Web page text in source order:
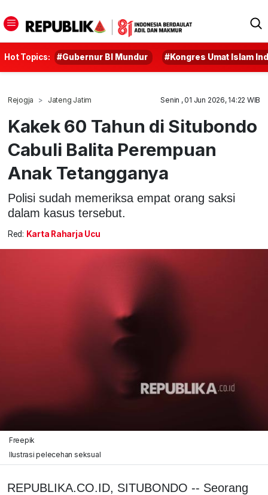
Hot Topics: #Gubernur BI Mundur #Kongres Umat Islam
Rejogja Jateng Jatim Senin , 01 Jun 2026, 14:22 WIB
Kakek 60 Tahun di Situbondo
Cabuli Balita Perempuan
Anak Tetangganya
Polisi sudah memeriksa empat orang saksi
dalam kasus tersebut.
Red: Karta Raharja Ucu
Freepik
Ilustrasi pelecehan seksual
REPUBLIKA.CO.ID, SITUBONDO -- Seorang